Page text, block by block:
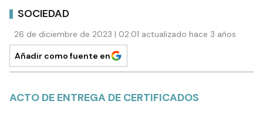
SOCIEDAD
26 de diciembre de 2023 | 02:01 actualizado hace 3 años
Añadir como fuente en
ACTO DE ENTREGA DE CERTIFICADOS